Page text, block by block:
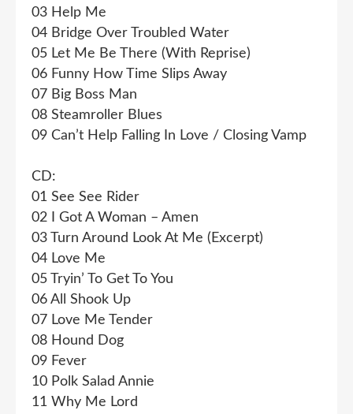
03 Help Me
04 Bridge Over Troubled Water
05 Let Me Be There (With Reprise)
06 Funny How Time Slips Away
07 Big Boss Man
08 Steamroller Blues
09 Can’t Help Falling In Love / Closing Vamp
CD:
01 See See Rider
02 I Got A Woman – Amen
03 Turn Around Look At Me (Excerpt)
04 Love Me
05 Tryin’ To Get To You
06 All Shook Up
07 Love Me Tender
08 Hound Dog
09 Fever
10 Polk Salad Annie
11 Why Me Lord